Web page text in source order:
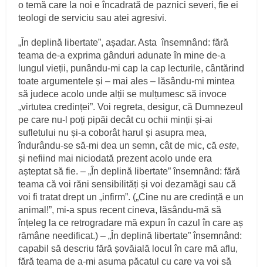
o temă care la noi e încadrată de paznici severi, fie ei
teologi de serviciu sau atei agresivi.
„În deplină libertate”, așadar. Asta însemnând: fără
teama de-a exprima gânduri adunate în mine de-a
lungul vieții, punându-mi cap la cap lecturile, cântărind
toate argumentele și – mai ales – lăsându-mi mintea
să judece acolo unde alții se mulțumesc să invoce
„virtutea credinței”. Voi regreta, desigur, că Dumnezeul
pe care nu-l poți pipăi decât cu ochii minții și-ai
sufletului nu și-a coborât harul și asupra mea,
îndurându-se să-mi dea un semn, cât de mic, căeste,
și nefiind mai niciodată prezent acolo unde era
așteptat să fie. – „În deplină libertate” însemnând: fără
teama că voi răni sensibilități și voi dezamăgi sau că
voi fi tratat drept un „infirm”. („Cine nu are credință e un
animal!”, mi-a spus recent cineva, lăsându-mă să
înțeleg la ce retrogradare mă expun în cazul în care aș
rămâne needificat.) – „În deplină libertate” însemnând:
capabil să descriu fără șovăială locul în care mă aflu,
fără teama de a-mi asuma păcatul cu care va voi să